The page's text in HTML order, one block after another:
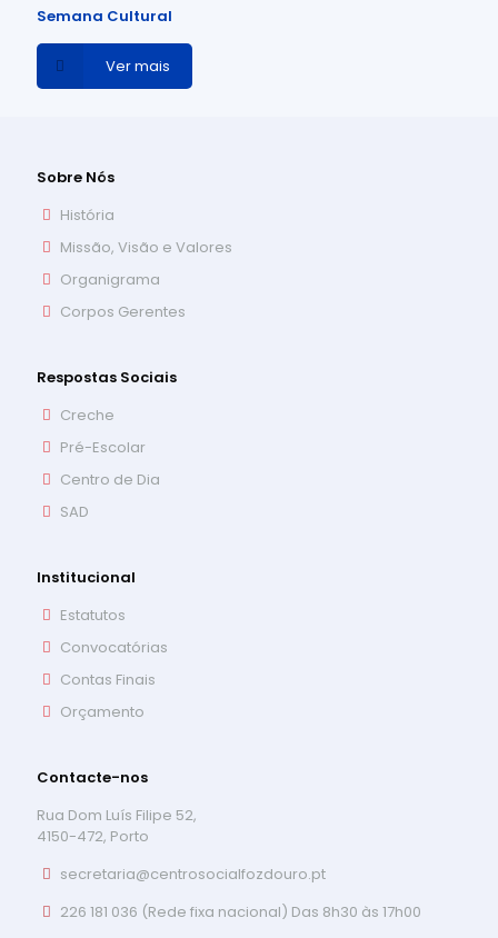
Semana Cultural
Ver mais
Sobre Nós
História
Missão, Visão e Valores
Organigrama
Corpos Gerentes
Respostas Sociais
Creche
Pré-Escolar
Centro de Dia
SAD
Institucional
Estatutos
Convocatórias
Contas Finais
Orçamento
Contacte-nos
Rua Dom Luís Filipe 52,
4150-472, Porto
secretaria@centrosocialfozdouro.pt
226 181 036 (Rede fixa nacional) Das 8h30 às 17h00